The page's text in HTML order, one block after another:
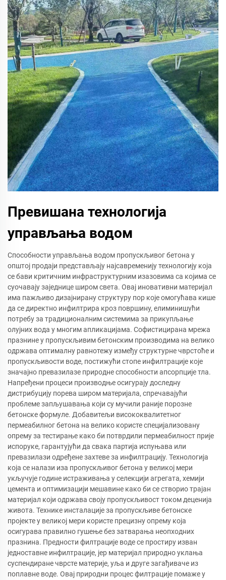
Превишана технологија
управљања водом
Способности управљања водом пропускљивог бетона у
општој продаји представљају најсавременију технологију која
се бави критичним инфраструктурним изазовима са којима се
суочавају заједнице широм света. Овај иновативни материјал
има пажљиво дизајнирану структуру пор које омогућава кише
да се директно инфилтрира кроз површину, елиминишући
потребу за традиционалним системима за прикупљање
олујних вода у многим апликацијама. Софистицирана мрежа
празнине у пропускљивим бетонским производима на велико
одржава оптималну равнотежу између структурне чврстоће и
пропускљивости воде, постижући стопе инфилтрације које
значајно превазилазе природне способности апсорпције тла.
Напређени процеси производње осигурају доследну
дистрибуцију порева широм материјала, спречавајући
проблеме запљушавања који су мучили раније порозне
бетонске формуле. Добавитељи висококвалитетног
пермеабилног бетона на велико користе специјализовану
опрему за тестирање како би потврдили пермеабилност прије
испоруке, гарантујући да свака партија испуњава или
превазилази одређене захтеве за инфилтрацију. Технологија
која се налази иза пропускљивог бетона у великој мери
укључује године истраживања у селекцији агрегата, хемији
цемента и оптимизацији мешавине како би се створио трајан
материјал који одржава своју пропускљивост током деценија
живота. Технике инсталације за пропускљиве бетонске
пројекте у великој мери користе прецизну опрему која
осигурава правилно гушење без затварања неопходних
празнина. Предности филтрације воде се простиру изван
једноставне инфилтрације, јер материјал природно уклања
суспендиране чврсте материје, уља и друге загађиваче из
поплавне воде. Овај природни процес филтрације помаже у